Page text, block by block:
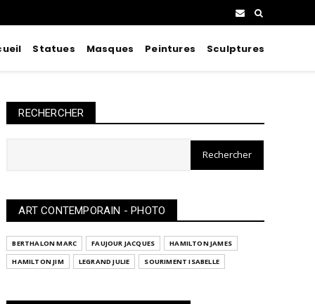
Statues Masques Peintures Sculptures
RECHERCHER
ART CONTEMPORAIN - PHOTO
BERTHALON MARC FAUJOUR JACQUES
HAMILTON JAMES
HAMILTON JIM
LEGRAND JULIE SOURIMENT ISABELLE